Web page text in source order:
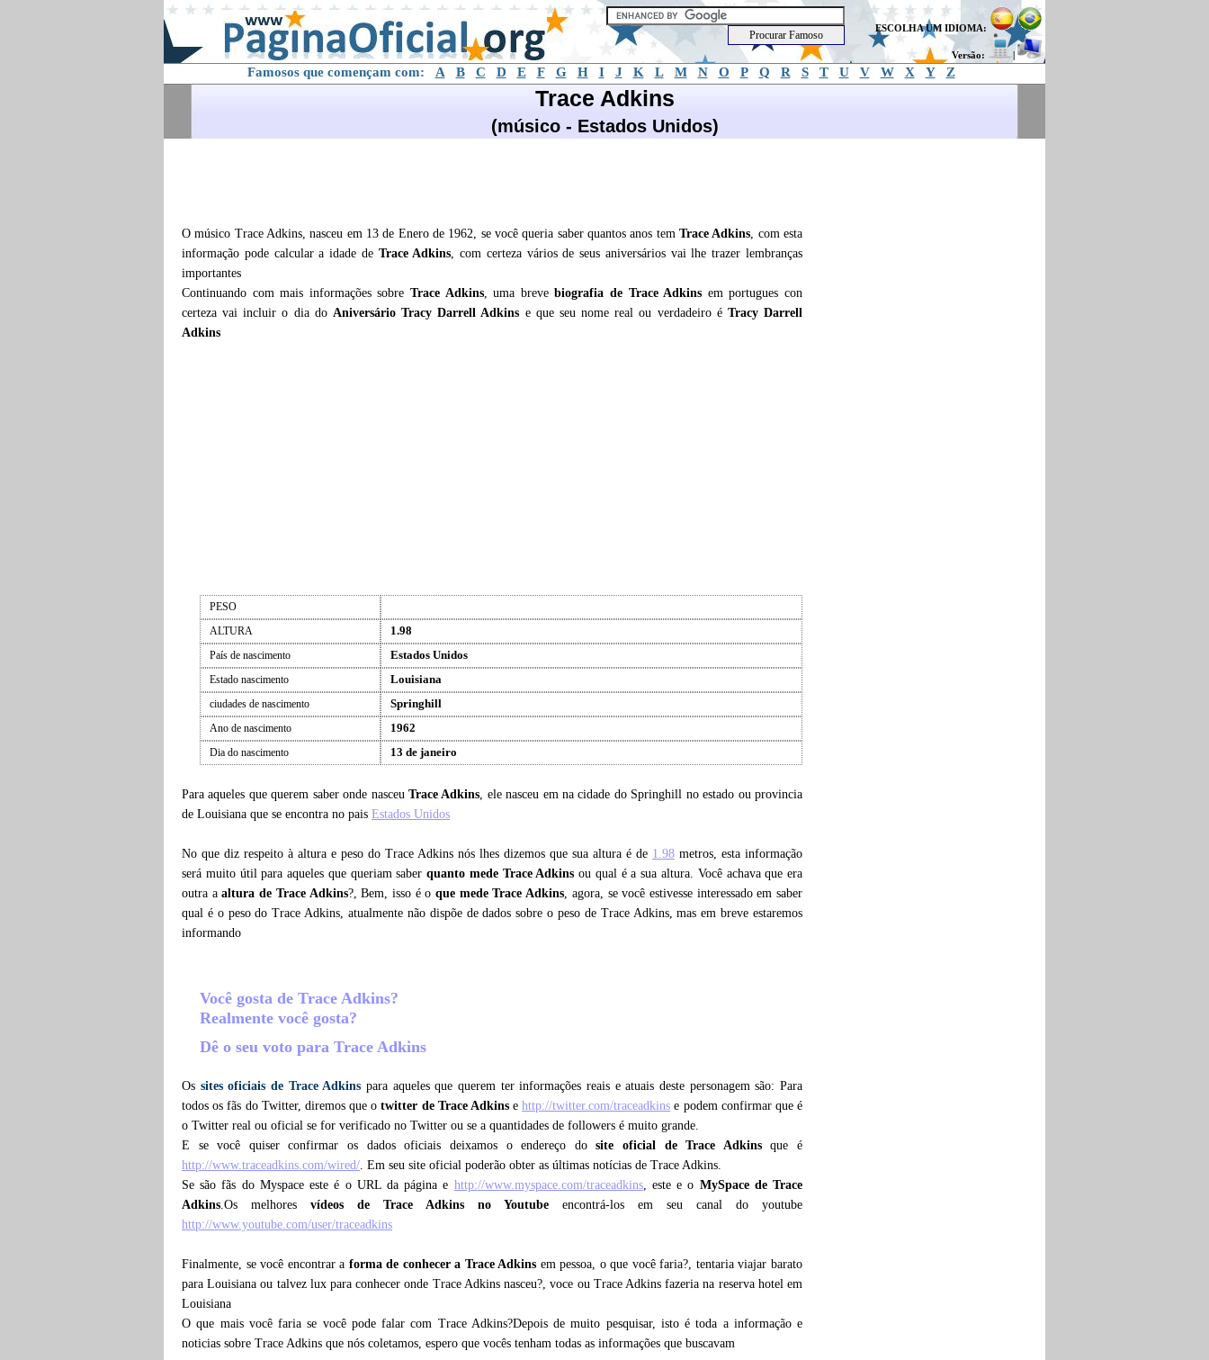
ESCOLHA UM IDIOMA:
Versão: |
Famosos que començam com: A B C D E F G H I J K L M N O P Q R S T U V W X Y Z
Trace Adkins
(músico - Estados Unidos)
O músico Trace Adkins, nasceu em 13 de Enero de 1962, se você queria saber quantos anos tem Trace Adkins, com esta
informação pode calcular a idade de Trace Adkins, com certeza vários de seus aniversários vai lhe trazer lembranças
importantes
Continuando com mais informações sobre Trace Adkins, uma brevebiografia de Trace Adkins em portugues con
certeza vai incluir o dia do Aniversário Tracy Darrell Adkins e que seu nome real ou verdadeiro é Tracy Darrell
Adkins
PESO
ALTURA
1.98
País de nascimento Estados Unidos
Estado nascimento Louisiana
ciudades de nascimento Springhill
Ano de nascimento 1962
Dia do nascimento 13 de janeiro
Para aqueles que querem saber onde nasceu Trace Adkins, ele nasceu em na cidade do Springhill no estado ou provincia
de Louisiana que se encontra no pais Estados Unidos
No que diz respeito à altura e peso do Trace Adkins nós lhes dizemos que sua altura é de 1.98 metros, esta informação
será muito útil para aqueles que queriam saberquanto mede Trace Adkins ou qual é a sua altura. Você achava que era
outra aaltura de Trace Adkins?, Bem, isso é oque mede Trace Adkins, agora, se você estivesse interessado em saber
qual é o peso do Trace Adkins, atualmente não dispõe de dados sobre o peso de Trace Adkins, mas em breve estaremos
informando
Você gosta de Trace Adkins?
Realmente você gosta?
Dê o seu voto para Trace Adkins
Os sites oficiais de Trace Adkins para aqueles que querem ter informações reais e atuais deste personagem são: Para
todos os fãs do Twitter, diremos que otwitter de Trace Adkinsehttp://twitter.com/traceadkins e podem confirmar que é
o Twitter real ou oficial se for verificado no Twitter ou se a quantidades de followers é muito grande.
E se você quiser confirmar os dados oficiais deixamos o endereço dosite oficial de Trace Adkinsque é
http://www.traceadkins.com/wired/. Em seu site oficial poderão obter as últimas notícias de Trace Adkins.
Se são fãs do Myspace este é o URL da página e http://www.myspace.com/traceadkins, este e o MySpace de Trace
Adkins.Os melhores vídeos de Trace Adkins no Youtube encontrá-los em seu canal do youtube
http://www.youtube.com/user/traceadkins
Finalmente, se você encontrar a forma de conhecer a Trace Adkins em pessoa, o que você faria?, tentaria viajar barato
para Louisiana ou talvez lux para conhecer onde Trace Adkins nasceu?, voce ou Trace Adkins fazeria na reserva hotel em
Louisiana
O que mais você faria se você pode falar com Trace Adkins?Depois de muito pesquisar, isto é toda a informação e
noticias sobre Trace Adkins que nós coletamos, espero que vocês tenham todas as informações que buscavam